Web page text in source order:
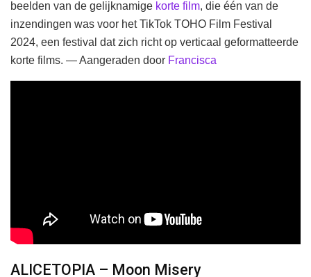
beelden van de gelijknamige korte film, die één van de
inzendingen was voor het TikTok TOHO Film Festival
2024, een festival dat zich richt op verticaal geformatteerde
korte films. — Aangeraden door Francisca
ALICETOPIA – Moon Misery